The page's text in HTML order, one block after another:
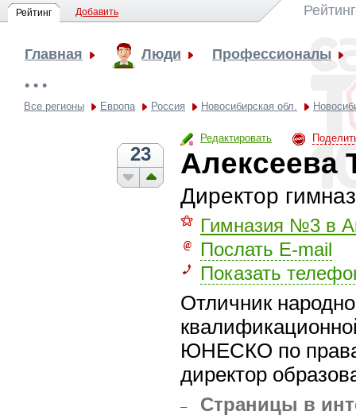
Рейтинг Добавить
Главная Люди Профессионалы
• • •
Все регионы Европа Россия Новосибирская обл.
Редактировать
23 Алексеева
Директор
⚝
Гимназия №3 в
Послать E-mail
Показать
Отличник
ЮНЕСКО по
директор
–
Страницы в